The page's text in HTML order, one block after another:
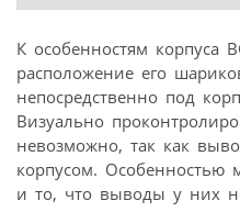
К особенностям корпуса
расположение его
непосредственно под
Визуально
невозможно, так как
корпусом. Особенностью
и то, что выводы у них